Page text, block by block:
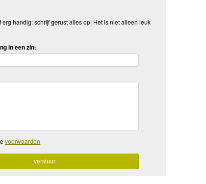
handig: schrijf gerust alles op! Het is niet alleen leuk
in een zin:
voorwaarden